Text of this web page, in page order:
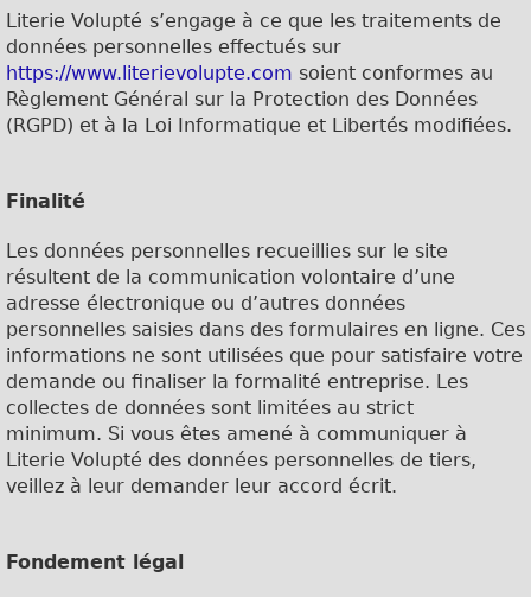
Literie Volupté s’engage à ce que les traitements de
données personnelles effectués sur
https://www.literievolupte.com soient conformes au
Règlement Général sur la Protection des Données
(RGPD) et à la Loi Informatique et Libertés modifiées.
Finalité
Les données personnelles recueillies sur le site
résultent de la communication volontaire d’une
adresse électronique ou d’autres données
personnelles saisies dans des formulaires en ligne. Ces
informations ne sont utilisées que pour satisfaire votre
demande ou finaliser la formalité entreprise. Les
collectes de données sont limitées au strict
minimum. Si vous êtes amené à communiquer à
Literie Volupté des données personnelles de tiers,
veillez à leur demander leur accord écrit.
Fondement légal